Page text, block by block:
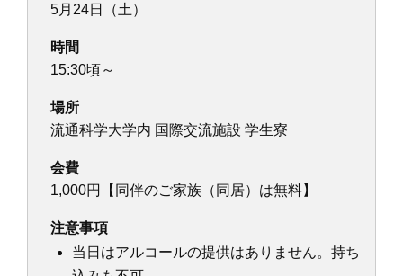
5月24日（土）
時間
15:30頃～
場所
流通科学大学内 国際交流施設 学生寮
会費
1,000円【同伴のご家族（同居）は無料】
注意事項
当日はアルコールの提供はありません。持ち